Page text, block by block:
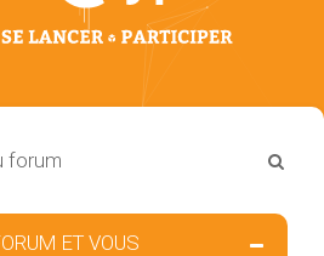
forum
c
ET VOUS